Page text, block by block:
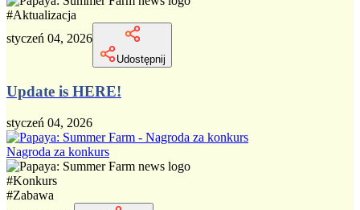
#Aktualizacja
styczeń 04, 2026
Udostępnij
Update is HERE!
styczeń 04, 2026
Nagroda za konkurs
#Konkurs
#Zabawa